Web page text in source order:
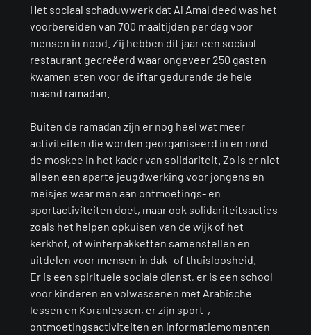
Het sociaal schaduwwerk dat Al Amal deed was het
voorbereiden van 700 maaltijden per dag voor
mensen in nood. Zij hebben dit jaar een sociaal
restaurant gecreëerd waar ongeveer 250 gasten
kwamen eten voor de iftar gedurende de hele
maand ramadan.
Buiten de ramadan zijn er nog heel wat meer
activiteiten die worden georganiseerd in en rond
de moskee in het kader van solidariteit. Zo is er niet
alleen een aparte jeugdwerking voor jongens en
meisjes waar men aan ontmoetings- en
sportactiviteiten doet, maar ook solidariteitsacties
zoals het helpen opkuisen van de wijk of het
kerkhof, of winterpakketten samenstellen en
uitdelen voor mensen in dak- of thuisloosheid.
Er is een spirituele sociale dienst, er is een school
voor kinderen en volwassenen met Arabische
lessen en Koranlessen, er zijn sport-,
ontmoetingsactiviteiten en informatiemomenten